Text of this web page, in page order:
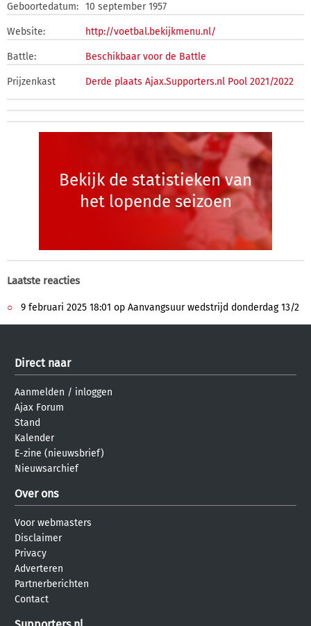
Geboortedatum: 10 september 1957
Website: http://voetbal.bekijkmenu.nl/
Battle: Beschikbaar voor de Battle
Prijzenkast Derde plaats Ajax.Supporters.nl Pool 2021/2022
Bekijk de statistieken van
het lopende seizoen
Laatste reacties
9 februari 2025 18:01 op Aanvangsuur wedstrijd donderdag 13/2
Direct naar
Aanmelden / inloggen
Ajax Forum
Stand
Kalender
E-zine (nieuwsbrief)
Nieuwsarchief
Over ons
Voor webmasters
Disclaimer
Privacy
Adverteren
Partnerberichten
Contact